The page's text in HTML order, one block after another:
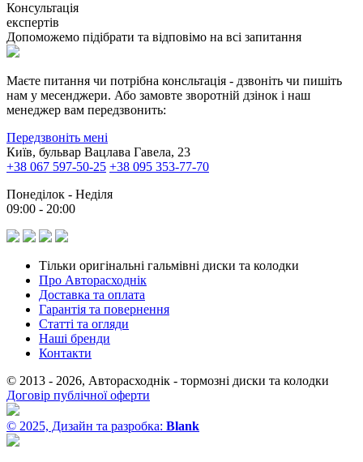
Консультація
експертів
Допоможемо підібрати та відповімо на всі запитання
Маєте питання чи потрібна консльтація - дзвоніть чи пишіть
нам у месенджери. Або замовте зворотній дзінок і наш
менеджер вам передзвонить:
Передзвоніть мені
Київ, бульвар Вацлава Гавела, 23
+38 067 597-50-25 +38 095 353-77-70
Понеділок - Неділя
09:00 - 20:00
Тільки оригінальні гальмівні диски та колодки
Про Авторасходнік
Доставка та оплата
Гарантія та повернення
Статті та огляди
Наші бренди
Контакти
© 2013 - 2026, Авторасходнік - тормозні диски та колодки
Договір публічної оферти
© 2025, Дизайн та разробка: Blank